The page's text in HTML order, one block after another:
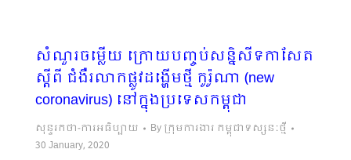
សំណួរចម្លើយ ក្រោយបញ្ចប់សន្និសីទកាសែត
ស្តីពី ជំងឺរលាកផ្លូវដង្ហើមថ្មី កូរ៉ូណា (new
coronavirus) នៅក្នុងប្រទេសកម្ពុជា
សុន្ទរកថា-ការអធិប្បាយ By ក្រុមការងារ កម្ពុជាទស្សនៈថ្មី
30 January, 2020